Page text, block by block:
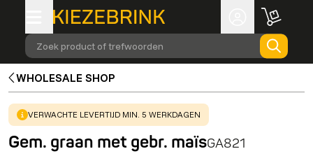
Zoek product of trefwoorden
WHOLESALE SHOP
WARNING:
VERWACHTE LEVERTIJD MIN. 5 WERKDAGEN
Gem. graan met gebr. maïsGA821